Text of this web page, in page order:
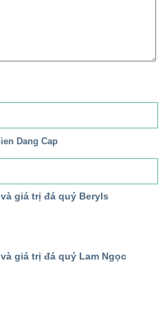
giá trị đá quý Beryls
giá trị đá quý Lam Ngọc